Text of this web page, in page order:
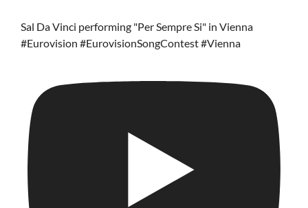
Sal Da Vinci performing "Per Sempre Si" in Vienna
#Eurovision #EurovisionSongContest #Vienna